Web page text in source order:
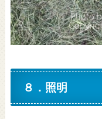
８．照明